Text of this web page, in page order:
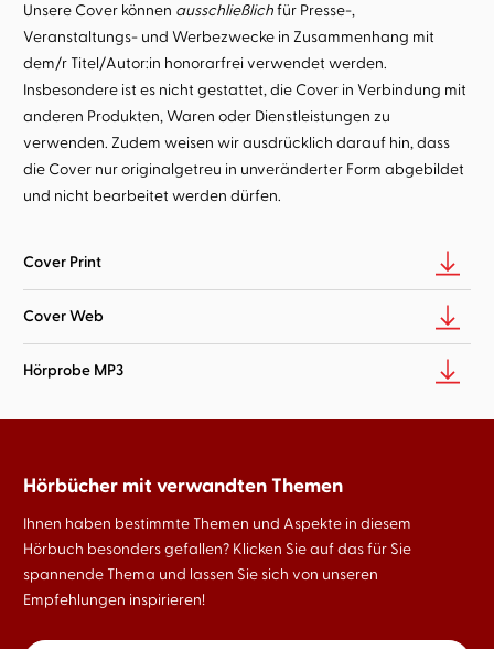
Unsere Cover können ausschließlichfür Presse-,
Veranstaltungs- und Werbezwecke in Zusammenhang mit
dem/r Titel/Autor:in honorarfrei verwendet werden.
Insbesondere ist es nicht gestattet, die Cover in Verbindung mit
anderen Produkten, Waren oder Dienstleistungen zu
verwenden. Zudem weisen wir ausdrücklich darauf hin, dass
die Cover nur originalgetreu in unveränderter Form abgebildet
und nicht bearbeitet werden dürfen.
Cover Print
Cover Web
Hörprobe MP3
Hörbücher mit verwandten Themen
Ihnen haben bestimmte Themen und Aspekte in diesem
Hörbuch besonders gefallen? Klicken Sie auf das für Sie
spannende Thema und lassen Sie sich von unseren
Empfehlungen inspirieren!